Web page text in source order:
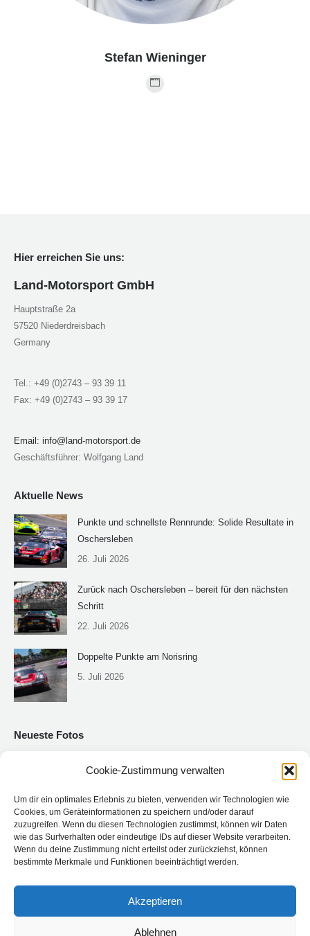
Cookie-Zustimmung verwalten
Um dir ein optimales Erlebnis zu bieten, verwenden wir Technologien wie
Cookies, um Geräteinformationen zu speichern und/oder darauf
zuzugreifen. Wenn du diesen Technologien zustimmst, können wir Daten
wie das Surfverhalten oder eindeutige IDs auf dieser Website verarbeiten.
Wenn du deine Zustimmung nicht erteilst oder zurückziehst, können
bestimmte Merkmale und Funktionen beeinträchtigt werden.
Akzeptieren
Ablehnen
Stefan Wieninger
Hier erreichen Sie uns:
Land-Motorsport GmbH
Hauptstraße 2a
57520 Niederdreisbach
Germany
Tel.: +49 (0)2743 – 93 39 11
Fax: +49 (0)2743 – 93 39 17
Email: info@land-motorsport.de
Geschäftsführer: Wolfgang Land
Aktuelle News
Punkte und schnellste Rennrunde: Solide Resultate in
Oschersleben
26. Juli 2026
Zurück nach Oschersleben – bereit für den nächsten
Schritt
22. Juli 2026
Doppelte Punkte am Norisring
5. Juli 2026
Neueste Fotos